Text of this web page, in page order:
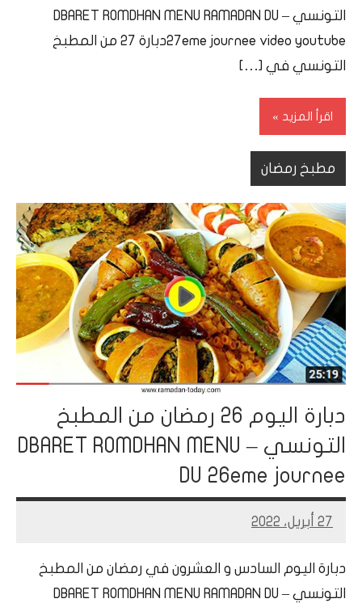
التونسي – DBARET ROMDHAN MENU RAMADAN DU
27eme journee video youtubeدبارة 27 من المطبخ
التونسي في […]
اقرأ المزيد
مطبخ رمضان
دبارة اليوم 26 رمضان من المطبخ
التونسي – DBARET ROMDHAN MENU
DU 26eme journee
27 أبريل، 2022
Mohamed
Ramadan
دبارة اليوم السادس و العشرون في رمضان من المطبخ
التونسي – DBARET ROMDHAN MENU RAMADAN DU